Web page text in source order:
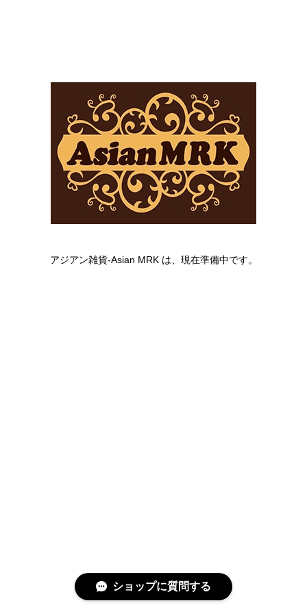
アジアン雑貨-Asian MRK は、現在準備中です。
ショップに質問する